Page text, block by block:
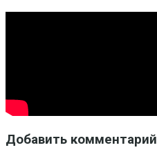
Добавить комментарий